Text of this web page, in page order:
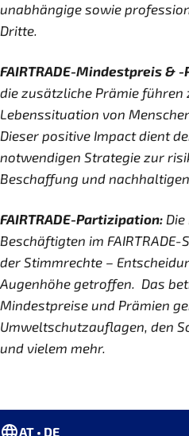
unabhängige sowie
Dritte.
FAIRTRADE-Mindestpreis & -
die zusätzliche Prämie führen
Lebenssituation von
Dieser positive Impact dient
notwendigen Strategie zur
Beschaffung und
FAIRTRADE-Partizipation:
Beschäftigten im
der Stimmrechte –
Augenhöhe getroffen. Das
Mindestpreise und Prämien
Umweltschutzauflagen, den
und vielem mehr.
AT • DE